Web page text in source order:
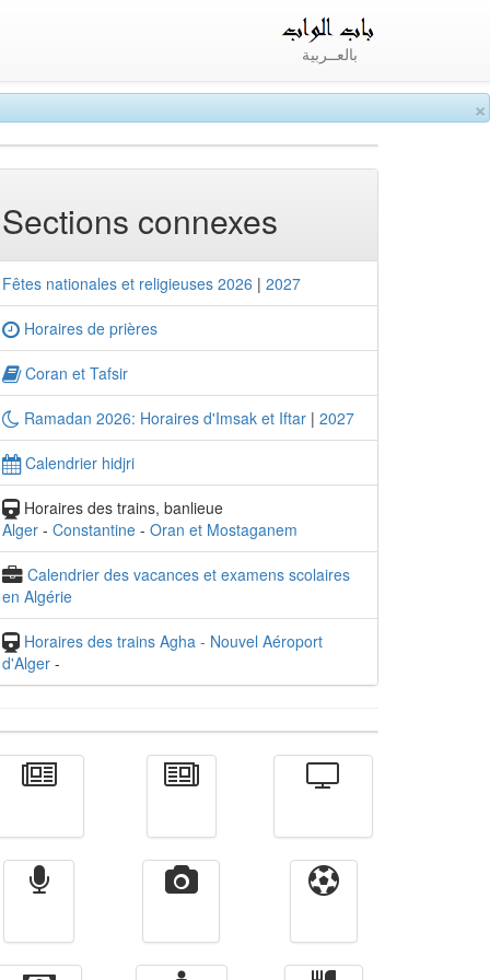
×
بالعــربية
Sections connexes
Fêtes nationales et religieuses 2026 | 2027
Horaires de prières
Coran et Tafsir
Ramadan 2026: Horaires d'Imsak et Iftar | 2027
Calendrier hidjri
Horaires des trains, banlieue
Alger - Constantine - Oran et Mostaganem
Calendrier des vacances et examens scolaires
en Algérie
Horaires des trains Agha - Nouvel Aéroport
d'Alger -